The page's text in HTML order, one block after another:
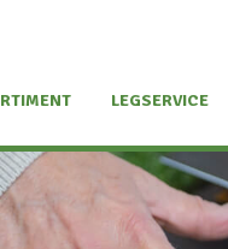
LEGSERVICE